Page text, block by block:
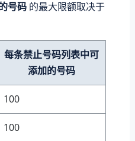
号码 的最大限额取决于
每条禁止号码列表中可
添加的号码
100
100